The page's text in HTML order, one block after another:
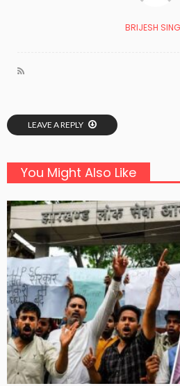
BRIJESH
LEAVE A REPLY
You Might Also Like